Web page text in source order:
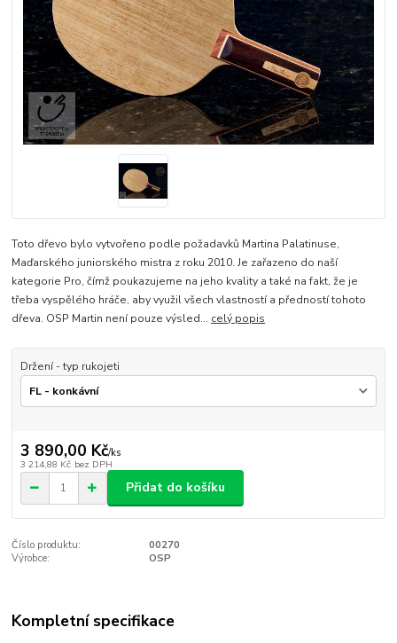
Toto dřevo bylo vytvořeno podle požadavků Martina Palatinuse,
Maďarského juniorského mistra z roku 2010. Je zařazeno do naší
kategorie Pro, čímž poukazujeme na jeho kvality a také na fakt, že je
třeba vyspělého hráče, aby využil všech vlastností a předností tohoto
dřeva. OSP Martin není pouze výsled... celý popis
Držení - typ rukojeti
3 890,00 Kč/ks
3 214,88 Kč bez DPH
Přidat do košíku
Číslo produktu:
00270
Výrobce:
OSP
Kompletní specifikace